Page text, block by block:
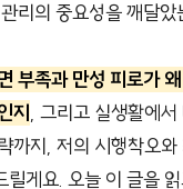
리의 중요성을 깨달았
부족과 만성 피로가
지, 그리고 실생활에
까지, 저의 시행착오
릴게요. 오늘 이 글을